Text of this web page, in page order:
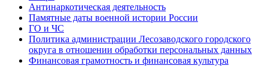
Антинаркотическая деятельность
Памятные даты военной истории России
ГО и ЧС
Политика администрации Лесозаводского городского
округа в отношении обработки персональных данных
Финансовая грамотность и финансовая культура